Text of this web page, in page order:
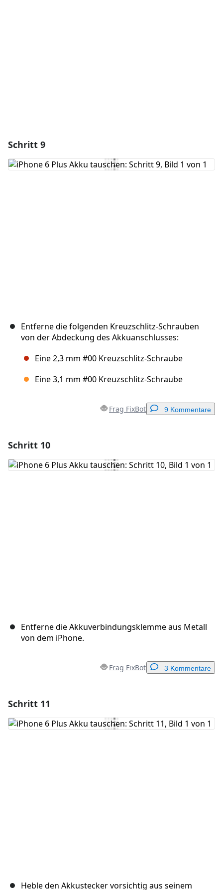
Schritt 9
Entferne die folgenden Kreuzschlitz-Schrauben
von der Abdeckung des Akkuanschlusses:
Eine 2,3 mm #00 Kreuzschlitz-Schraube
Eine 3,1 mm #00 Kreuzschlitz-Schraube
Frag FixBot 9 Kommentare
Kommentar hinzufügen
Schritt 10
Entferne die Akkuverbindungsklemme aus Metall
von dem iPhone.
Frag FixBot 3 Kommentare
Kommentar hinzufügen
Schritt 11
Heble den Akkustecker vorsichtig aus seinem